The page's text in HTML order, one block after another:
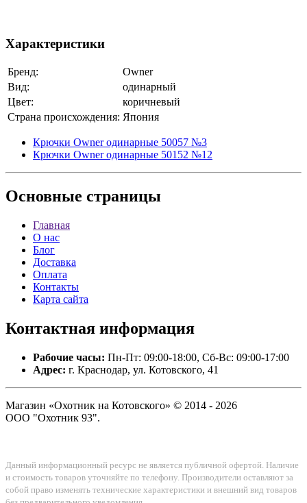
Характеристики
Бренд:
Owner
Вид:
одинарный
Цвет:
коричневый
Страна происхождения: Япония
Крючки Owner одинарные 50057 №3
Крючки Owner одинарные 50152 №12
Основные страницы
Главная
О нас
Блог
Доставка
Оплата
Контакты
Карта сайта
Контактная информация
Рабочие часы: Пн-Пт: 09:00-18:00, Сб-Вс: 09:00-17:00
Адрес: г. Краснодар, ул. Котовского, 41
Магазин «Охотник на Котовского» © 2014 - 2026
ООО "Охотник 93".
Данный информационный ресурс не является публичной офертой. Наличие
и стоимость товаров уточняйте по телефону. Производители оставляют за
собой право изменять технические характеристики и внешний вид товаров